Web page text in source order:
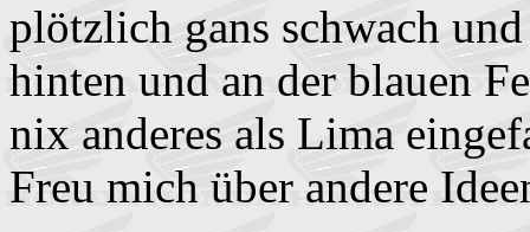
plötzlich gans schwach
hinten und an der blauen
nix anderes als Lima
Freu mich über andere